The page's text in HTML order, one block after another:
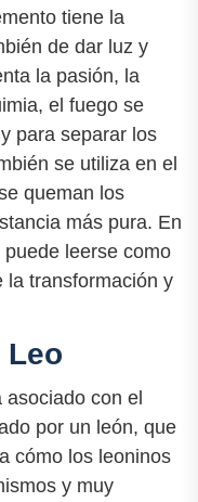
tiene la
de dar luz y
la pasión, la
el fuego se
para separar los
se utiliza en el
queman los
más pura. En
leerse como
la transformación y
Leo
asociado con el
por un león, que
cómo los leoninos
y muy